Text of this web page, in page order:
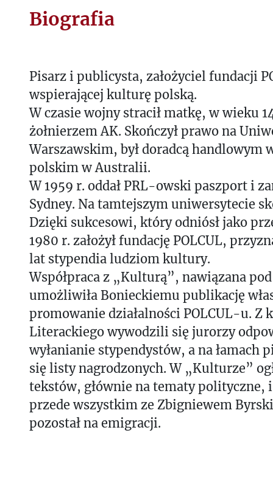
Biografia
Pisarz i publicysta, założyciel fundacji
wspierającej kulturę polską.
W czasie wojny stracił matkę, w wieku
żołnierzem AK. Skończył prawo na
Warszawskim, był doradcą handlowym
polskim w Australii.
W 1959 r. oddał PRL-owski paszport i
Sydney. Na tamtejszym uniwersytecie
Dzięki sukcesowi, który odniósł jako
1980 r. założył fundację POLCUL,
lat stypendia ludziom kultury.
Współpraca z „Kulturą”, nawiązana
umożliwiła Bonieckiemu publikację
promowanie działalności POLCUL-u. Z
Literackiego wywodzili się jurorzy
wyłanianie stypendystów, a na łamach
się listy nagrodzonych. W „Kulturze”
tekstów, głównie na tematy
przede wszystkim ze Zbigniewem
pozostał na emigracji.